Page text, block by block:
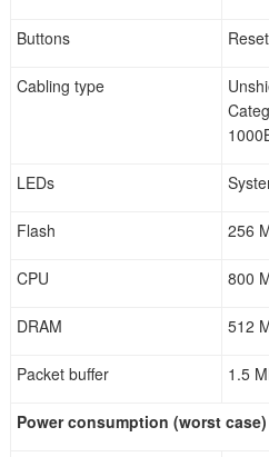
Buttons
Cabling type
LEDs
Flash 256
CPU 800
DRAM 512
Packet buffer 1.5
Power consumption (worst case)